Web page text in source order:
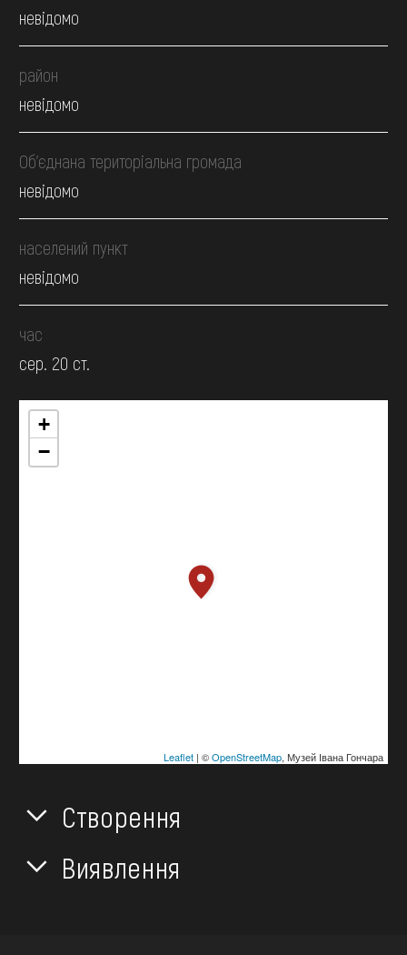
невідомо
район
невідомо
Об’єднана територіальна громада
невідомо
населений пункт
невідомо
час
сер. 20 ст.
+
−
Leaflet| ©OpenStreetMap, Музей Івана Гончара
Створення
Виявлення